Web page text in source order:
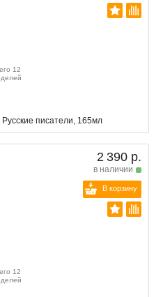
12
писатели, 165мл
2 390 р.
в наличии
В корзину
12